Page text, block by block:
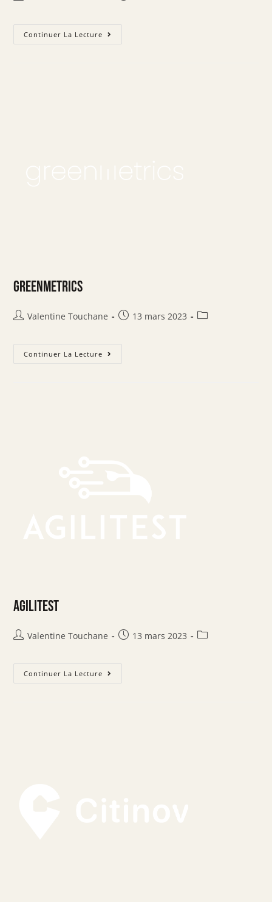
Continuer La Lecture
GreenMetrics
Valentine Touchane 13 mars 2023
Continuer La Lecture
Agilitest
Valentine Touchane 13 mars 2023
Continuer La Lecture